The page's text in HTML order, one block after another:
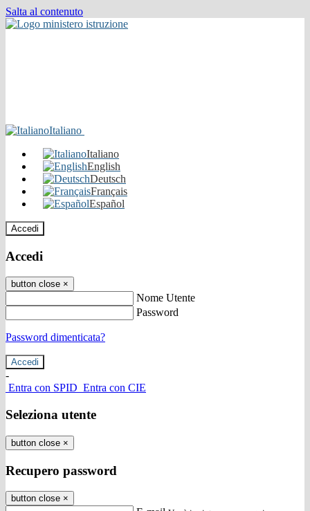
Salta al contenuto
Italiano
Italiano
English
Deutsch
Français
Español
Accedi
Accedi
button close ×
Nome Utente
Password
Password dimenticata?
-
Entra con SPID Entra con CIE
Seleziona utente
button close ×
Recupero password
button close ×